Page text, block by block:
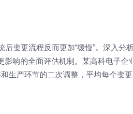
变更流程反而更加“缓慢”。深入分
影响的全面评估机制。某高科电子企
生产环节的二次调整，平均每个变